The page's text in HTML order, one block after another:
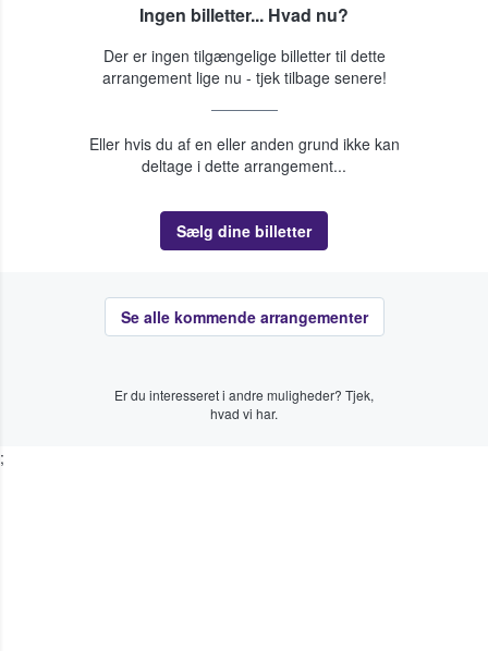
Ingen billetter... Hvad nu?
Der er ingen tilgængelige billetter til dette
arrangement lige nu - tjek tilbage senere!
Eller hvis du af en eller anden grund ikke kan
deltage i dette arrangement...
Sælg dine billetter
Se alle kommende arrangementer
Er du interesseret i andre muligheder? Tjek,
hvad vi har.
;